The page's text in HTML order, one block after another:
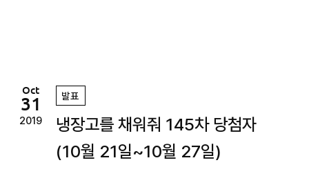
Oct
31
2019
발표
냉장고를 채워줘 145차 당첨자
(10월 21일~10월 27일)